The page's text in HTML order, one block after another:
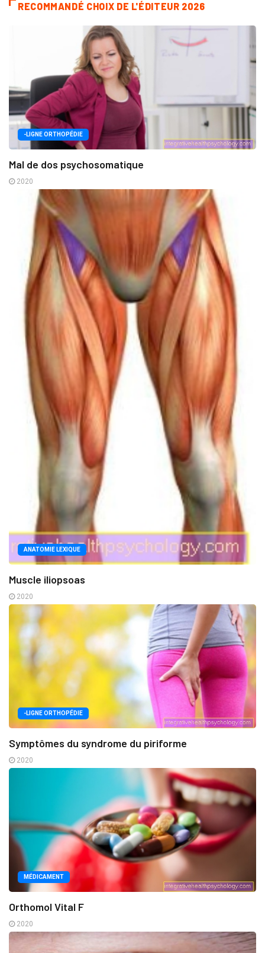
RECOMMANDÉ CHOIX DE L'ÉDITEUR 2026
-LIGNE ORTHOPÉDIE
Mal de dos psychosomatique
2020
ANATOMIE LEXIQUE
Muscle iliopsoas
2020
-LIGNE ORTHOPÉDIE
Symptômes du syndrome du piriforme
2020
MÉDICAMENT
Orthomol Vital F
2020